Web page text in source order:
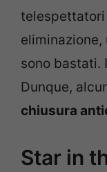
telespettatori
eliminazione,
sono bastati.
Dunque,
chiusura
Star in